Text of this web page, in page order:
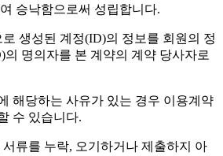
승낙함으로써 성립합니다.
생성된 계정(ID)의 정보를 회원의 정
의 명의자를 본 계약의 계약 당사자로
해당하는 사유가 있는 경우 이용계약
수 있습니다.
류를 누락, 오기하거나 제출하지 아